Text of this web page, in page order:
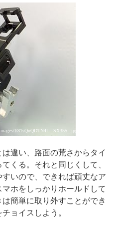
I/81sQuQDTN4L._SX355_.jpg
違い、路面の荒さからタイ
くる。それと同じくして、
いので、できれば頑丈なア
ホをしっかりホールドして
簡単に取り外すことができ
ョイスしよう。